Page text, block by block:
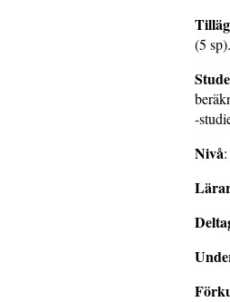
(5 sp).
-
Nivå